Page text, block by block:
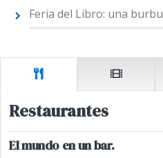
Feria del Libro: una
Restaurantes
El mundo en un bar.